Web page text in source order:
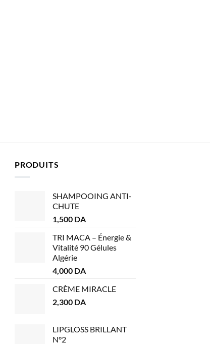
PRODUITS
SHAMPOOING ANTI-
CHUTE
1,500 DA
TRI MACA – Énergie &
Vitalité 90 Gélules
Algérie
4,000 DA
CRÈME MIRACLE
2,300 DA
LIPGLOSS BRILLANT
N°2